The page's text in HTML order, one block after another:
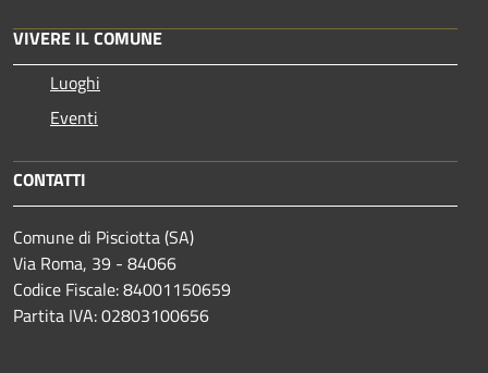
VIVERE IL COMUNE
Luoghi
Eventi
CONTATTI
Comune di Pisciotta (SA)
Via Roma, 39 - 84066
Codice Fiscale: 84001150659
Partita IVA: 02803100656